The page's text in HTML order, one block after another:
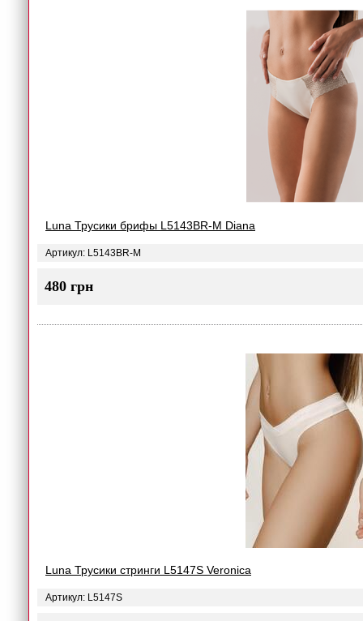
Luna Трусики брифы L5143BR-M Diana
Артикул: L5143BR-M
480 грн
Luna Трусики стринги L5147S Veronica
Артикул: L5147S